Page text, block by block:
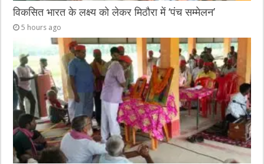
विकसित भारत के लक्ष्य को लेकर मिठौरा में ‘पंच सम्मेलन’
5 hours ago